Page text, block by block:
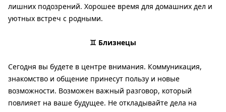
лишних подозрений. Хорошее время для домашних дел и
уютных встреч с родными.
♊ Близнецы
Сегодня вы будете в центре внимания. Коммуникация,
знакомство и общение принесут пользу и новые
возможности. Возможен важный разговор, который
повлияет на ваше будущее. Не откладывайте дела на